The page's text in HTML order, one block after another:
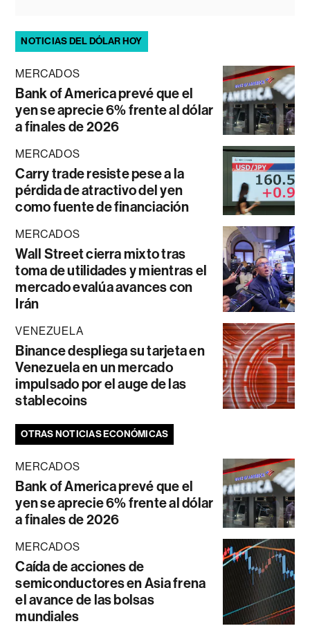
NOTICIAS DEL DÓLAR HOY
MERCADOS
Bank of America prevé que el
yen se aprecie 6% frente al dólar
a finales de 2026
MERCADOS
Carry trade resiste pese a la
pérdida de atractivo del yen
como fuente de financiación
MERCADOS
Wall Street cierra mixto tras
toma de utilidades y mientras el
mercado evalúa avances con
Irán
VENEZUELA
Binance despliega su tarjeta en
Venezuela en un mercado
impulsado por el auge de las
stablecoins
OTRAS NOTICIAS ECONÓMICAS
MERCADOS
Bank of America prevé que el
yen se aprecie 6% frente al dólar
a finales de 2026
MERCADOS
Caída de acciones de
semiconductores en Asia frena
el avance de las bolsas
mundiales